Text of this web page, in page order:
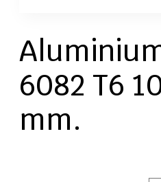
6082 T6
mm.